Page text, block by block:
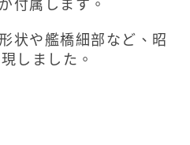
付属します。
状や艦橋細部など、昭
しました。